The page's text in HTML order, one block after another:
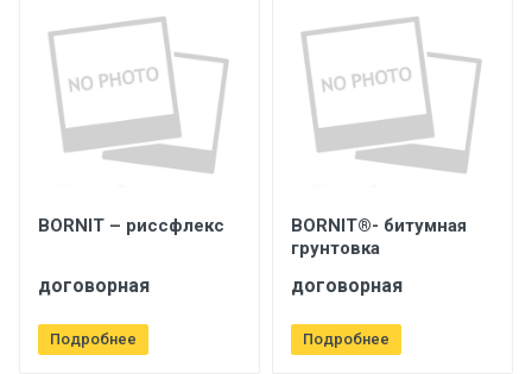
BORNIT – риссфлекс
договорная
Подробнее
BORNIT®- битумная
грунтовка
договорная
Подробнее